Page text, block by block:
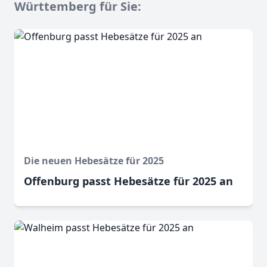
Württemberg für Sie:
Die neuen Hebesätze für 2025
Offenburg passt Hebesätze für 2025 an